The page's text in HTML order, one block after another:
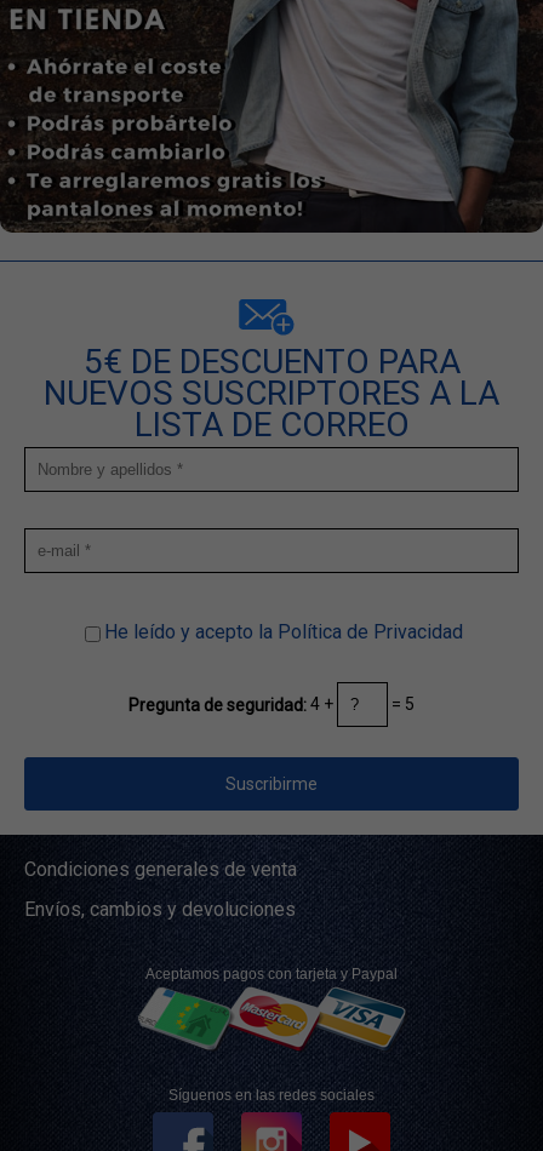
5€ DE DESCUENTO PARA
NUEVOS SUSCRIPTORES A LA
LISTA DE CORREO
He leído y acepto la Política de Privacidad
Pregunta de seguridad:4 + = 5
Condiciones generales de venta
Envíos, cambios y devoluciones
Aceptamos pagos con tarjeta y Paypal
Síguenos en las redes sociales